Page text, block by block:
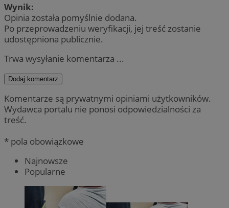
Wynik:
Opinia została pomyślnie dodana.
Po przeprowadzeniu weryfikacji, jej treść zostanie
udostępniona publicznie.
Trwa wysyłanie komentarza ...
Dodaj komentarz
Komentarze są prywatnymi opiniami użytkowników.
Wydawca portalu nie ponosi odpowiedzialności za
treść.
* pola obowiązkowe
Najnowsze
Popularne